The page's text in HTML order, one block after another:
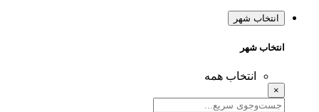
انتخاب شهر
انتخاب شهر
انتخاب همه
×